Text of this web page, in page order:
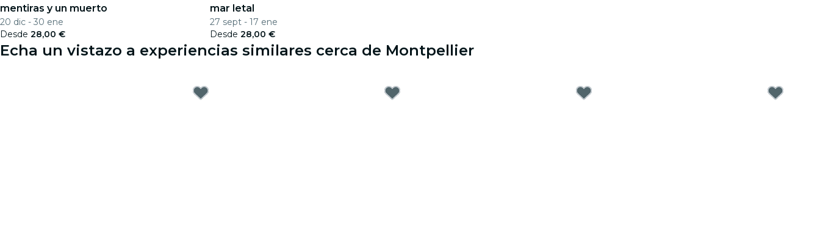
mentiras y un muerto
20 dic - 30 ene
Desde 28,00 €
mar letal
27 sept - 17 ene
Desde 28,00 €
Echa un vistazo a experiencias similares cerca de Montpellier